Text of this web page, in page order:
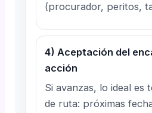
(procurador, peritos,
4) Aceptación del
acción
Si avanzas, lo ideal es
de ruta: próximas